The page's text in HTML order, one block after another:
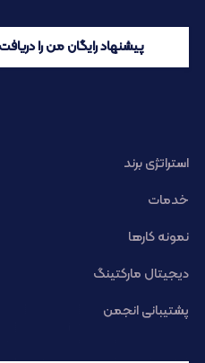
پیشنهاد رایگان من را
استراتژی برند
خدمات
نمونه کارها
دیجیتال مارکتینگ
پشتیبانی انجمن